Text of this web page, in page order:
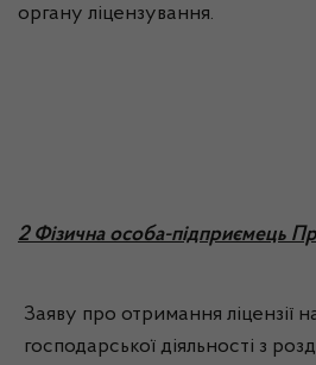
органу ліцензування.
2 Фізична особа-підприємець
Заяву про отримання ліцензії
господарської діяльності з